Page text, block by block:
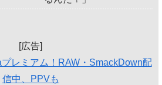
[広告]
レミアム！RAW・SmackDown配
信中、PPVも